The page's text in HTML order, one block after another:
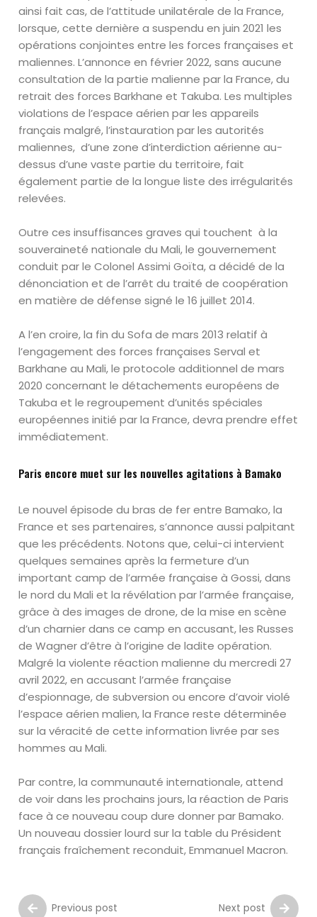
ainsi fait cas, de l’attitude unilatérale de la France,
lorsque, cette dernière a suspendu en juin 2021 les
opérations conjointes entre les forces françaises et
maliennes. L’annonce en février 2022, sans aucune
consultation de la partie malienne par la France, du
retrait des forces Barkhane et Takuba. Les multiples
violations de l’espace aérien par les appareils
français malgré, l’instauration par les autorités
maliennes, d’une zone d’interdiction aérienne au-
dessus d’une vaste partie du territoire, fait
également partie de la longue liste des irrégularités
relevées.
Outre ces insuffisances graves qui touchent à la
souveraineté nationale du Mali, le gouvernement
conduit par le Colonel Assimi Goïta, a décidé de la
dénonciation et de l’arrêt du traité de coopération
en matière de défense signé le 16 juillet 2014.
A l’en croire, la fin du Sofa de mars 2013 relatif à
l’engagement des forces françaises Serval et
Barkhane au Mali, le protocole additionnel de mars
2020 concernant le détachements européens de
Takuba et le regroupement d’unités spéciales
européennes initié par la France, devra prendre effet
immédiatement.
Paris encore muet sur les nouvelles agitations à Bamako
Le nouvel épisode du bras de fer entre Bamako, la
France et ses partenaires, s’annonce aussi palpitant
que les précédents. Notons que, celui-ci intervient
quelques semaines après la fermeture d’un
important camp de l’armée française à Gossi, dans
le nord du Mali et la révélation par l’armée française,
grâce à des images de drone, de la mise en scène
d’un charnier dans ce camp en accusant, les Russes
de Wagner d’être à l’origine de ladite opération.
Malgré la violente réaction malienne du mercredi 27
avril 2022, en accusant l’armée française
d’espionnage, de subversion ou encore d’avoir violé
l’espace aérien malien, la France reste déterminée
sur la véracité de cette information livrée par ses
hommes au Mali.
Par contre, la communauté internationale, attend
de voir dans les prochains jours, la réaction de Paris
face à ce nouveau coup dure donner par Bamako.
Un nouveau dossier lourd sur la table du Président
français fraîchement reconduit, Emmanuel Macron.
Previous post Next post